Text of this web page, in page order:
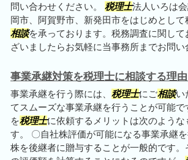
問い合わせください。 税理士法人いろは
岡市、阿賀野市、新発田市をはじめとして
相談を承っております。税務調査に関し
ざいましたらお気軽に当事務所までお問い
事業承継対策を税理士に相談する理
事業承継を行う際には、 税理士にご相談い
てスムーズな事業承継を行うことが可能
を税理士に依頼するメリットは次のような
す。 〇自社株評価が可能になる事業承継
株を後継者に贈与することが一般的です